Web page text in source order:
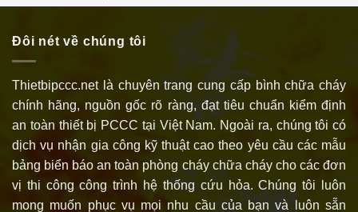
Đôi nét về chúng tôi
Thietbipccc.net là chuyên trang cung cấp bình chữa cháy
chính hãng, nguồn gốc rõ ràng, đạt tiêu chuẩn kiểm định
an toàn thiết bị PCCC tại Việt Nam. Ngoài ra, chúng tôi có
dịch vụ nhận gia công kỹ thuật cao theo yêu cầu các mẫu
bảng biển báo an toàn phòng cháy chữa cháy cho các đơn
vị thi công công trình hệ thống cứu hỏa. Chúng tôi luôn
mong muốn phục vụ mọi nhu cầu của bạn và luôn sẵn